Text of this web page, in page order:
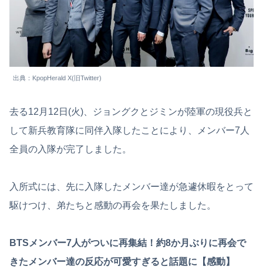
出典：KpopHerald X(旧Twitter)
去る12月12日(火)、ジョングクとジミンが陸軍の現役兵と
して新兵教育隊に同伴入隊したことにより、メンバー7人
全員の入隊が完了しました。
入所式には、先に入隊したメンバー達が急遽休暇をとって
駆けつけ、弟たちと感動の再会を果たしました。
BTSメンバー7人がついに再集結！約8か月ぶりに再会で
きたメンバー達の反応が可愛すぎると話題に【感動】